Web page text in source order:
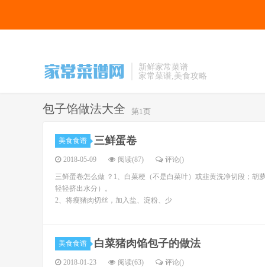
新鲜家常菜谱
家常菜谱,美食攻略
包子馅做法大全 第1页
美食食谱 三鲜蛋卷
2018-05-09 阅读(87) 评论()
三鲜蛋卷怎么做 ？1、白菜梗（不是白菜叶）或韭黄洗净切段；
轻轻挤出水分）。
2、将瘦猪肉切丝，加入盐、淀粉、少
美食食谱 白菜猪肉馅包子的做法
2018-01-23 阅读(63) 评论()